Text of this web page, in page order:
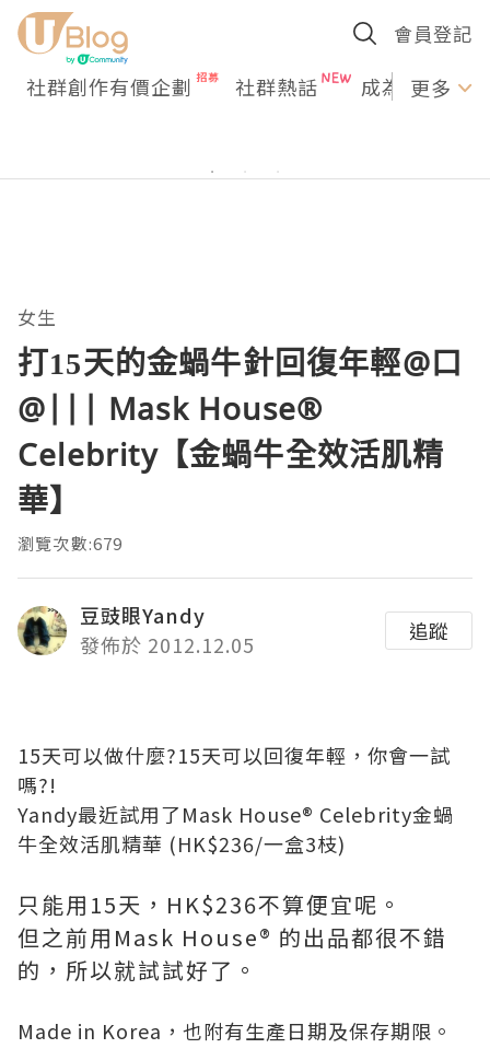
會員登記
社群創作有價企劃 社群熱話 成為U更多
女生
打15天的金蝸牛針回復年輕@口
@||| Mask House®
Celebrity【金蝸牛全效活肌精
華】
瀏覽次數:679
豆豉眼Yandy
發佈於 2012.12.05
追蹤
15天可以做什麼?15天可以回復年輕，你會一試
嗎?!
Yandy最近試用了Mask House® Celebrity金蝸
牛全效活肌精華 (HK$236/一盒3枝)
只能用15天，HK$236不算便宜呢。
但之前用Mask House® 的出品都很不錯
的，所以就試試好了。
Made in Korea，也附有生產日期及保存期限。